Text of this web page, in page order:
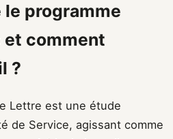
le programme
et comment
?
Lettre est une étude
de Service, agissant comme